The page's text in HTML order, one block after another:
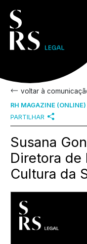
voltar à
RH MAGAZINE (ONLINE)
PARTILHAR
Susana
Diretora de
Cultura da